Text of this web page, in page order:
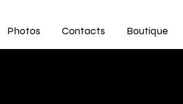
Photos Contacts Boutique